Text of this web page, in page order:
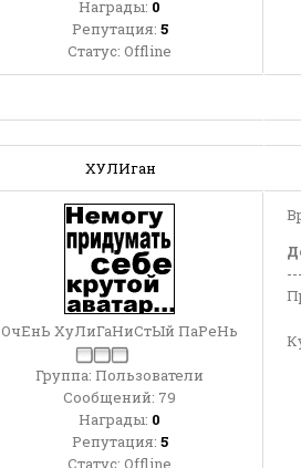
Награды: 0
Репутация: 5
Статус: Offline
ХУЛИган
ОчЕнЬ ХуЛиГаНиСтЫй ПаРеНь
Группа: Пользователи
Сообщений: 79
Награды: 0
Репутация: 5
Статус: Offline